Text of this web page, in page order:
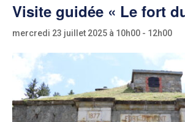
Visite guidée « Le fort
mercredi 23 juillet 2025 à 10h00 - 12h00